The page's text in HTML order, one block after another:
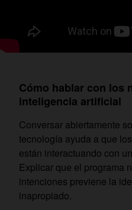
Cómo hablar con los
inteligencia artificial
Conversar abiertamente
tecnología ayuda a que
están interactuando con
Explicar que el programa
intenciones previene la
inapropiado.